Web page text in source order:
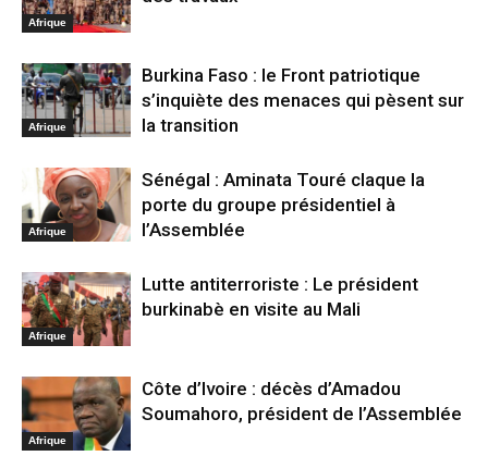
Afrique
Afrique
Burkina Faso : le Front patriotique
s’inquiète des menaces qui pèsent sur
la transition
Afrique
Sénégal : Aminata Touré claque la
porte du groupe présidentiel à
l’Assemblée
Afrique
Lutte antiterroriste : Le président
burkinabè en visite au Mali
Afrique
Côte d’Ivoire : décès d’Amadou
Soumahoro, président de l’Assemblée